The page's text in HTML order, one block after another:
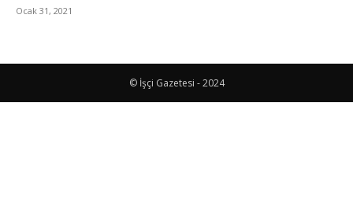
Ocak 31, 2021
© İşçi Gazetesi - 2024